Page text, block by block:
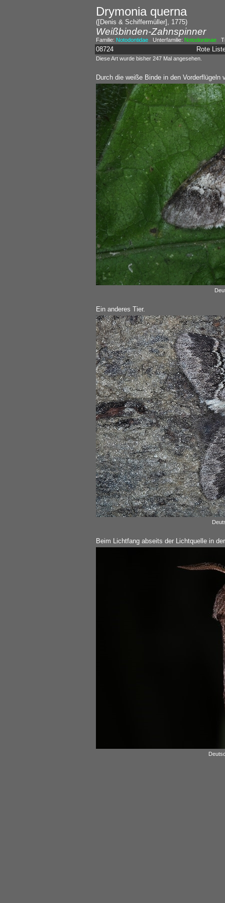
Drymonia querna
([Denis & Schiffermüller], 1775)
Weißbinden-Zahnspinner
Familie: NotodontidaeUnterfamilie: Notodontinae
08724 Rote
Diese Art wurde bisher 247 Mal angesehen.
Durch die weiße Binde in den
Ein anderes Tier.
Beim Lichtfang abseits der Lichtquelle in